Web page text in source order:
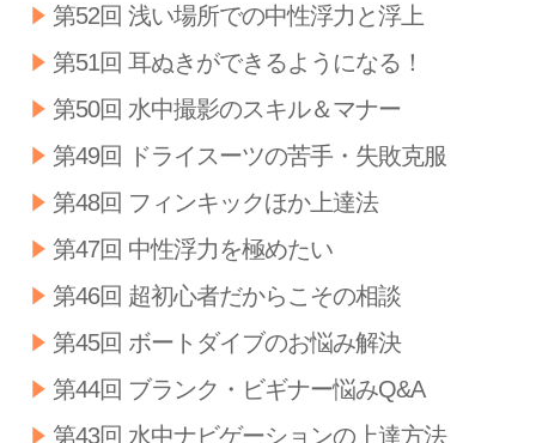
第52回 浅い場所での中性浮力と浮上
第51回 耳ぬきができるようになる！
第50回 水中撮影のスキル＆マナー
第49回 ドライスーツの苦手・失敗克服
第48回 フィンキックほか上達法
第47回 中性浮力を極めたい
第46回 超初心者だからこその相談
第45回 ボートダイブのお悩み解決
第44回 ブランク・ビギナー悩みQ&A
第43回 水中ナビゲーションの上達方法